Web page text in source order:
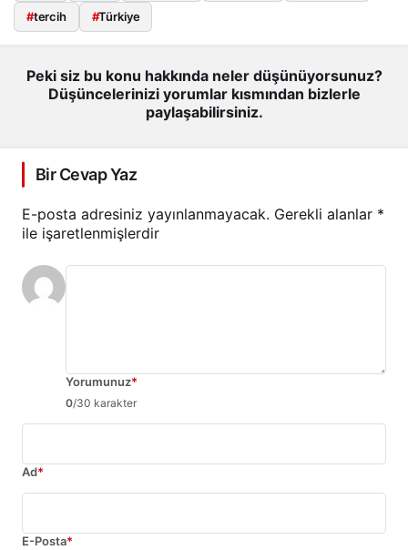
#tercih #Türkiye
Peki siz bu konu hakkında neler düşünüyorsunuz?
Düşüncelerinizi yorumlar kısmından bizlerle
paylaşabilirsiniz.
Bir Cevap Yaz
E-posta adresiniz yayınlanmayacak. Gerekli alanlar *
ile işaretlenmişlerdir
Yorumunuz*
0/30 karakter
Ad*
E-Posta*